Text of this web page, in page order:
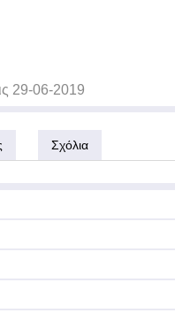
29-06-2019
Σχόλια